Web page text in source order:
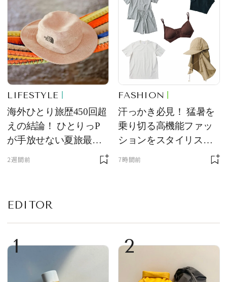
LIFESTYLE
海外ひとり旅歴450回超
えの結論！ ひとりっP
が手放せない夏旅最強
2週間前
FASHION
汗っかき必見！ 猛暑を
乗り切る高機能ファッ
ションをスタイリスト
7時間前
EDITOR
1 2